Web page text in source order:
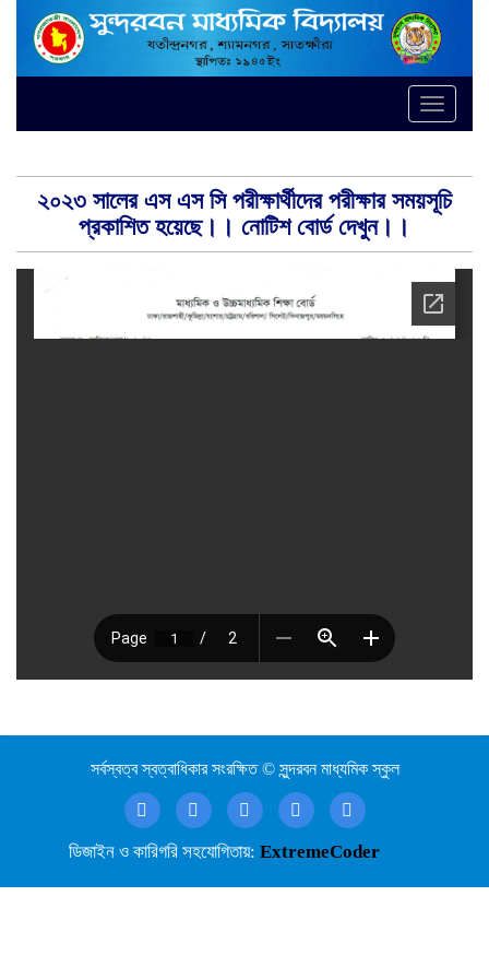
Toggle
২০২৩ সালের এস এস সি পরীক্ষার্থীদের পরীক্ষার সময়সূচি
প্রকাশিত হয়েছে।। নোটিশ বোর্ড দেখুন।।
সর্বস্বত্ব স্বত্বাধিকার সংরক্ষিত © সুন্দরবন মাধ্যমিক স্কুল
ডিজাইন ও কারিগরি সহযোগিতায়: ExtremeCoder